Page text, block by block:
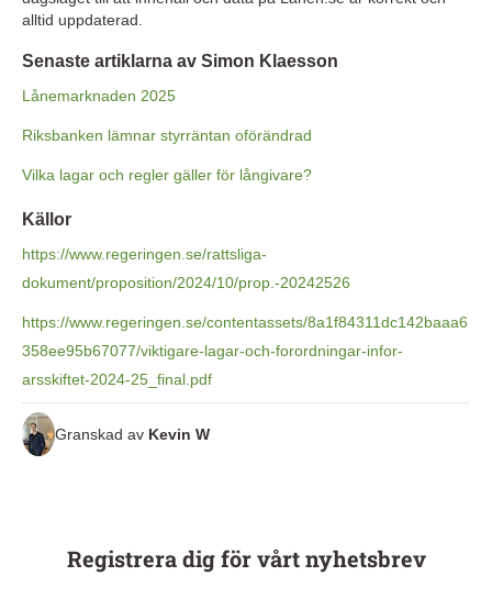
alltid uppdaterad.
Senaste artiklarna av Simon Klaesson
Lånemarknaden 2025
Riksbanken lämnar styrräntan oförändrad
Vilka lagar och regler gäller för långivare?
Källor
https://www.regeringen.se/rattsliga-
dokument/proposition/2024/10/prop.-20242526
https://www.regeringen.se/contentassets/8a1f84311dc142baaa6
358ee95b67077/viktigare-lagar-och-forordningar-infor-
arsskiftet-2024-25_final.pdf
Granskad av Kevin W
Registrera dig för vårt nyhetsbrev